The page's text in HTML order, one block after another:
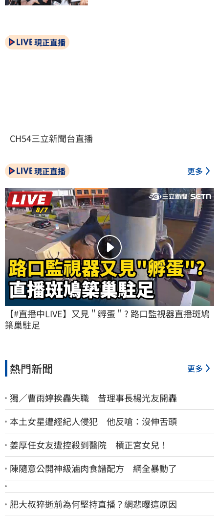
現正直播
CH54三立新聞台直播
現正直播 更多
【#直播中LIVE】又見＂孵蛋＂? 路口監視器直播斑鳩
築巢駐足
熱門新聞 更多
獨／曹雨婷挨轟失職 昔理事長楊光友開轟
本土女星遭經紀人侵犯 他反嗆：沒伸舌頭
姜厚任女友遭控殺到醫院 槓正宮女兒！
陳隨意公開神級滷肉食譜配方 網全暴動了
肥大叔猝逝前為何堅持直播？網悲曝這原因